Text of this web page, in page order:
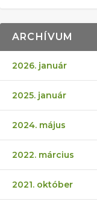
ARCHÍVUM
2026. január
2025. január
2024. május
2022. március
2021. október